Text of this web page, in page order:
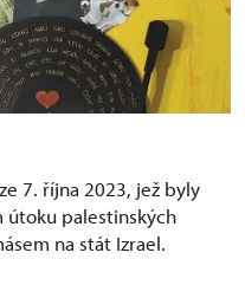
7. října 2023, jež byly
palestinských
na stát Izrael.